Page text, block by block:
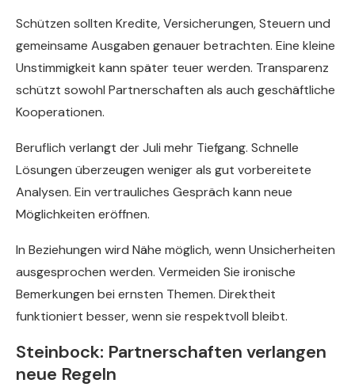
Schützen sollten Kredite, Versicherungen, Steuern und
gemeinsame Ausgaben genauer betrachten. Eine kleine
Unstimmigkeit kann später teuer werden. Transparenz
schützt sowohl Partnerschaften als auch geschäftliche
Kooperationen.
Beruflich verlangt der Juli mehr Tiefgang. Schnelle
Lösungen überzeugen weniger als gut vorbereitete
Analysen. Ein vertrauliches Gespräch kann neue
Möglichkeiten eröffnen.
In Beziehungen wird Nähe möglich, wenn Unsicherheiten
ausgesprochen werden. Vermeiden Sie ironische
Bemerkungen bei ernsten Themen. Direktheit
funktioniert besser, wenn sie respektvoll bleibt.
Steinbock: Partnerschaften verlangen
neue Regeln